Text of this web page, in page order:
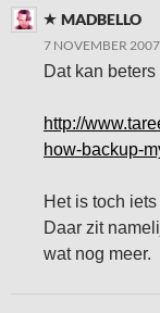
MADBELLO
7 NOVEMBER
Dat kan
http://
how-backup-
Het is toch
Daar zit
wat nog meer.